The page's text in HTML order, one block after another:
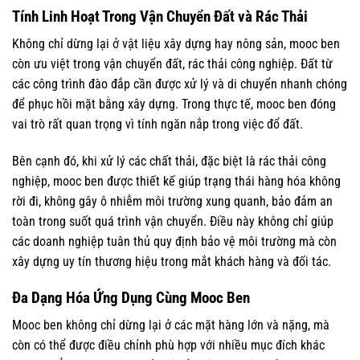
Tính Linh Hoạt Trong Vận Chuyển Đất và Rác Thải
Không chỉ dừng lại ở vật liệu xây dựng hay nông sản, mooc ben
còn ưu việt trong vận chuyển đất, rác thải công nghiệp. Đất từ
các công trình đào đắp cần được xử lý và di chuyển nhanh chóng
để phục hồi mặt bằng xây dựng. Trong thực tế, mooc ben đóng
vai trò rất quan trọng vì tính ngăn nắp trong việc đổ đất.
Bên cạnh đó, khi xử lý các chất thải, đặc biệt là rác thải công
nghiệp, mooc ben được thiết kế giúp trạng thái hàng hóa không
rời đi, không gây ô nhiễm môi trường xung quanh, bảo đảm an
toàn trong suốt quá trình vận chuyển. Điều này không chỉ giúp
các doanh nghiệp tuân thủ quy định bảo vệ môi trường mà còn
xây dựng uy tín thương hiệu trong mắt khách hàng và đối tác.
Đa Dạng Hóa Ứng Dụng Cùng Mooc Ben
Mooc ben không chỉ dừng lại ở các mặt hàng lớn và nặng, mà
còn có thể được điều chỉnh phù hợp với nhiều mục đích khác